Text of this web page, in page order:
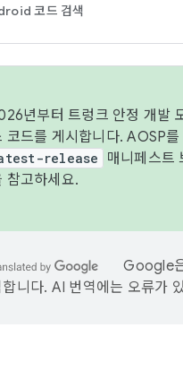
코드 검색
년부터 트렁크 안정 개발
코드를 게시합니다. AOSP
release
매니페스트
참고하세요.
Google
합니다. AI 번역에는 오류가